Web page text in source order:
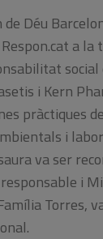
de Déu
a la
i Kern
pràctiques
i
va ser
i
Torres,